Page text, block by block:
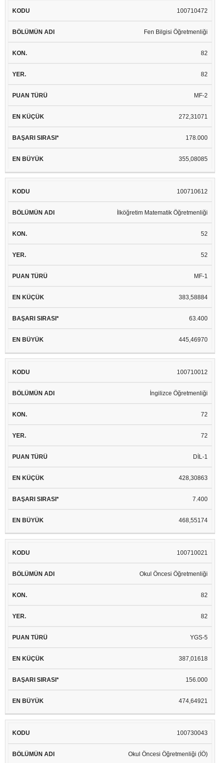
100710472
Fen Bilgisi Öğretmenliği
82
82
MF-2
272,31071
178.000
355,08085
100710612
İlköğretim Matematik Öğretmenliği
52
52
MF-1
383,58884
63.400
445,46970
100710012
İngilizce Öğretmenliği
72
72
DİL-1
428,30863
7.400
468,55174
100710021
Okul Öncesi Öğretmenliği
82
82
YGS-5
387,01618
156.000
474,64921
100730043
Okul Öncesi Öğretmenliği (İÖ)